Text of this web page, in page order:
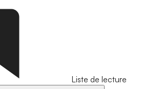
Liste de lecture